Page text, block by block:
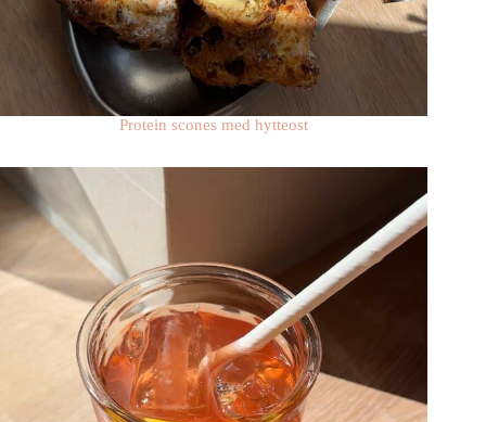
Protein scones med hytteost